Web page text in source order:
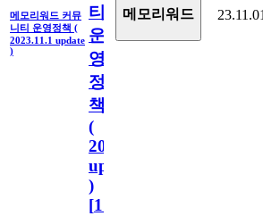
메모리워드 커뮤
니티 운영정책 (
2023.11.1 update
)
티
운
영
정
책
(
2023.11.1
update
)
[110
메모리워드 23.11.01